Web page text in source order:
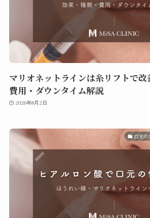
マリオネットラインは糸リフトで改
費用・ダウンタイム解説
2026年8月2日
口元の